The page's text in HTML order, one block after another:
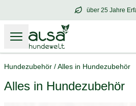
über 25 Jahre
über25
Hundezubehör /Alles in Hundezubehör
Alles in Hundezubehör